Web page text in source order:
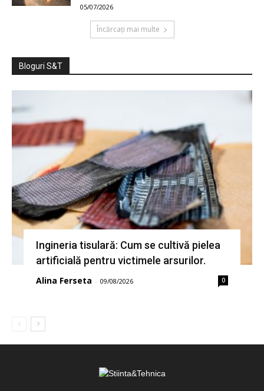
05/07/2026
Încărcați mai multe
Bloguri S&T
Ingineria tisulară: Cum se cultivă pielea
artificială pentru victimele arsurilor.
Alina Ferseta - 09/08/2026 0